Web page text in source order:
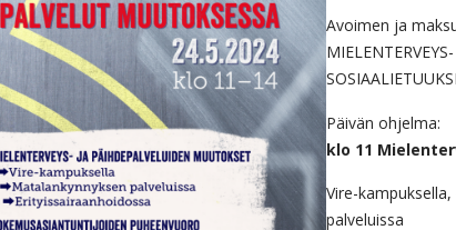
Avoimen ja
Päivän ohjelma:
klo 11
Vire-
palveluissa